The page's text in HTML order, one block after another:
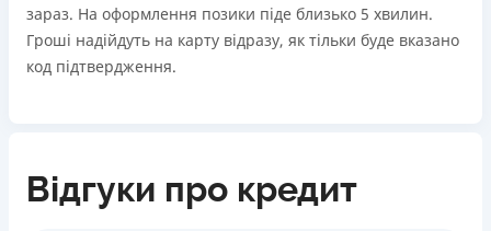
зараз. На оформлення позики піде близько 5 хвилин.
Гроші надійдуть на карту відразу, як тільки буде вказано
код підтвердження.
Відгуки про кредит